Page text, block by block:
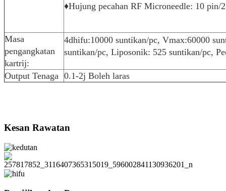
♦Hujung pecahan RF Microneedle: 10 pin/
Masa
pengangkatan
kartrij:
4dhifu:10000 suntikan/pc, Vmax:60000
suntikan/pc, Liposonik: 525 suntikan/pc,
Output Tenaga 0.1-2j Boleh laras
Kesan Rawatan